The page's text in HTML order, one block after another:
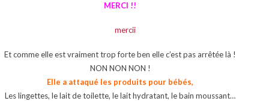
MERCI !!
Et comme elle est vraiment trop forte ben elle c’est pas arrêtée là !
NON NON NON !
Elle a attaqué les produits pour bébés,
Les lingettes, le lait de toilette, le lait hydratant, le bain moussant…